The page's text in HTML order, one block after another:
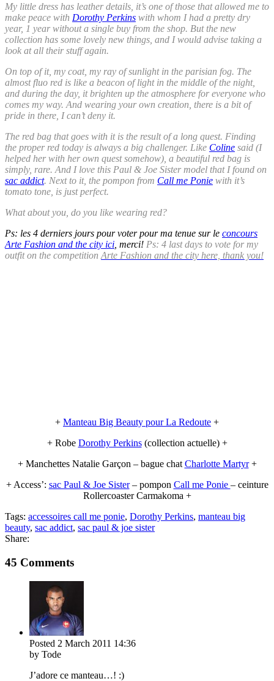
My little dress has leather details, it’s one of those that allowed me to
make peace with Dorothy Perkins with whom I had a pretty dry
year, 1 year without a single buy from the shop. But the new
collection has some lovely new things, and I would advise taking a
look at all their stuff again.
On top of it, my coat, my ray of sunlight in the parisian fog. The
almost fluo red is like a beacon of light in the middle of the night,
and during the day, it brighten up the atmosphere for everyone who
comes my way. And wearing your own creation, there is a bit of
pride in there, I can’t deny it.
The red bag that goes with it is the result of a long quest. Finding
the proper red today is always a big challenger. Like Coline said (I
helped her with her own quest somehow), a beautiful red bag is
simply, rare. And I love this Paul & Joe Sister model that I found on
sac addict. Next to it, the pompon from Call me Ponie with it’s
tomato tone, is just perfect.
What about you, do you like wearing red?
Ps: les 4 derniers jours pour voter pour ma tenue sur le concours
Arte Fashion and the city ici , merci! Ps: 4 last days to vote for my
outfit on the competition Arte Fashion and the city here, thank you!
+ Manteau Big Beauty pour La Redoute +
+ Robe Dorothy Perkins(collection actuelle) +
+ Manchettes Natalie Garçon – bague chat Charlotte Martyr+
+ Access’: sac Paul & Joe Sister– pompon Call me Ponie – ceinture
Rollercoaster Carmakoma +
Tags: accessoires call me ponie, Dorothy Perkins, manteau big
beauty, sac addict, sac paul & joe sister
Share:
45 Comments
Posted 2 March 2011 14:36
by Tode
J’adore ce manteau…! :)